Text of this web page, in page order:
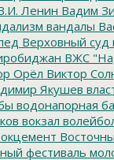
Ленин Вадим
вандалы
Верховный суд
ВЖС
Орёл Виктор
Якушев
водонапорная
вокзал
фестиваль